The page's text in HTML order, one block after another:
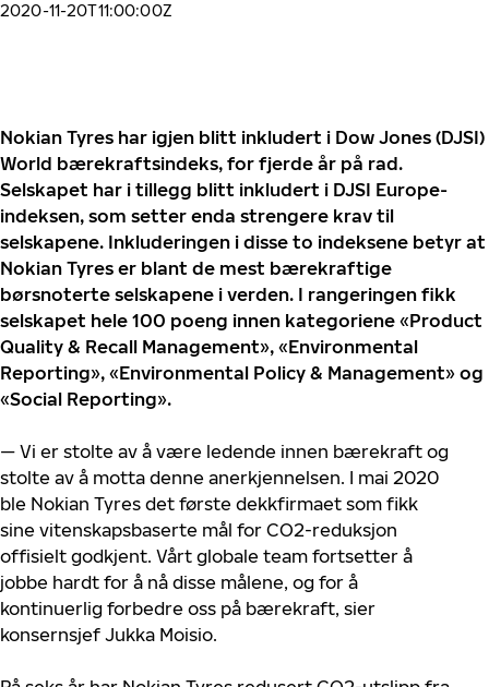
2020-11-20T11:00:00Z
Nokian Tyres har igjen blitt inkludert i Dow Jones (DJSI)
World bærekraftsindeks, for fjerde år på rad.
Selskapet har i tillegg blitt inkludert i DJSI Europe-
indeksen, som setter enda strengere krav til
selskapene. Inkluderingen i disse to indeksene betyr at
Nokian Tyres er blant de mest bærekraftige
børsnoterte selskapene i verden. I rangeringen fikk
selskapet hele 100 poeng innen kategoriene «Product
Quality & Recall Management», «Environmental
Reporting», «Environmental Policy & Management» og
«Social Reporting».
— Vi er stolte av å være ledende innen bærekraft og
stolte av å motta denne anerkjennelsen. I mai 2020
ble Nokian Tyres det første dekkfirmaet som fikk
sine vitenskapsbaserte mål for CO2-reduksjon
offisielt godkjent. Vårt globale team fortsetter å
jobbe hardt for å nå disse målene, og for å
kontinuerlig forbedre oss på bærekraft, sier
konsernsjef Jukka Moisio.